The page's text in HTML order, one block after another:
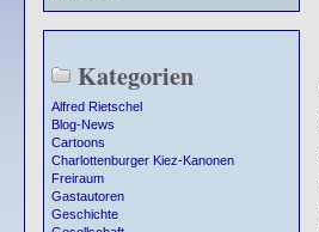
Kategorien
Alfred Rietschel
Blog-News
Cartoons
Charlottenburger Kiez-Kanonen
Freiraum
Gastautoren
Geschichte